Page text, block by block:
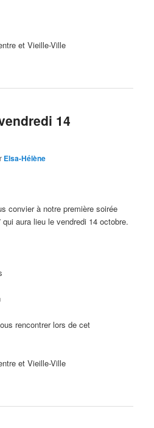
et Vieille-Ville
14
Elsa-Hélène
convier à notre première soirée
aura lieu le vendredi 14 octobre.
rencontrer lors de cet
et Vieille-Ville